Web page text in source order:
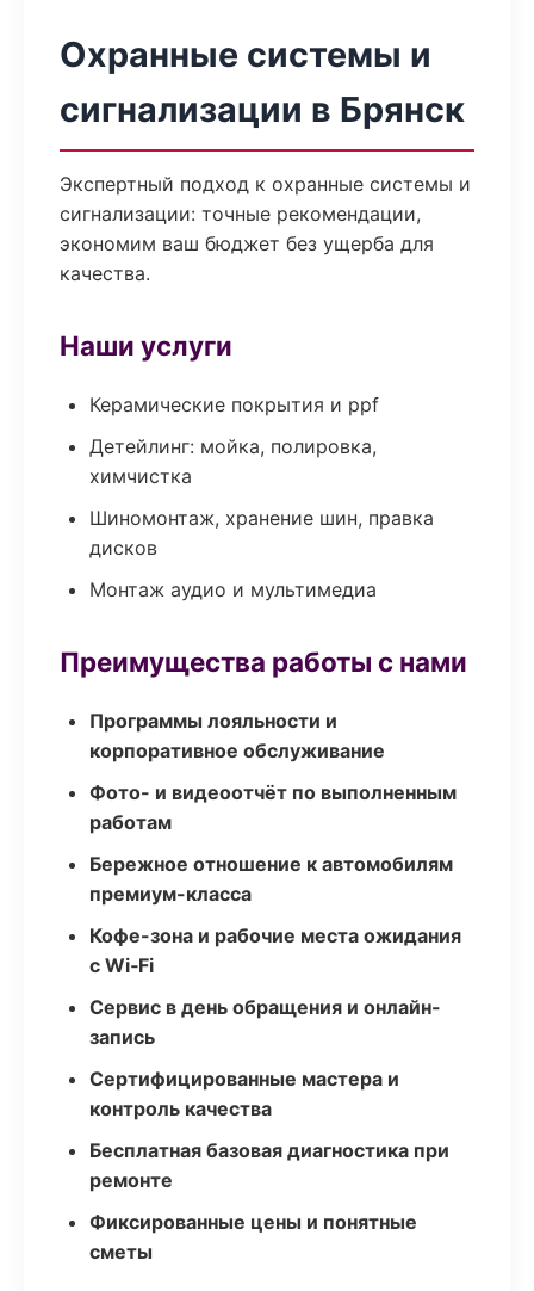
Охранные системы и
сигнализации в Брянск
Экспертный подход к охранные системы и
сигнализации: точные рекомендации,
экономим ваш бюджет без ущерба для
качества.
Наши услуги
Керамические покрытия и ppf
Детейлинг: мойка, полировка,
химчистка
Шиномонтаж, хранение шин, правка
дисков
Монтаж аудио и мультимедиа
Преимущества работы с нами
Программы лояльности и
корпоративное обслуживание
Фото- и видеоотчёт по выполненным
работам
Бережное отношение к автомобилям
премиум-класса
Кофе-зона и рабочие места ожидания
с Wi‑Fi
Сервис в день обращения и онлайн-
запись
Сертифицированные мастера и
контроль качества
Бесплатная базовая диагностика при
ремонте
Фиксированные цены и понятные
сметы